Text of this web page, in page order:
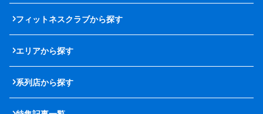
フィットネスクラブから探す
エリアから探す
系列店から探す